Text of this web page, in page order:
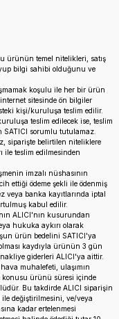
ürünün temel nitelikleri, satış
bilgi sahibi olduğunu ve
koşulu ile her bir ürün
sitesinde ön bilgiler
kişi/kuruluşa teslim edilir.
teslim edilecek ise, teslim
SATICI sorumlu tutulamaz.
siparişte belirtilen niteliklere
ile teslim edilmesinden
imzalı nüshasının
ettiği ödeme şekli ile ödenmiş
veya banka kayıtlarında iptal
kabul edilir.
ALICI'nın kusurundan
hukuka aykırı olarak
ürün bedelini SATICI'ya
kaydıyla ürünün 3 gün
giderleri ALICI'ya aittir.
muhalefeti, ulaşımın
konusu ürünü süresi içinde
Bu takdirde ALICI siparişin
değiştirilmesini, ve/veya
kadar ertelenmesi